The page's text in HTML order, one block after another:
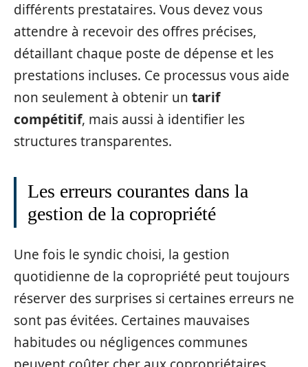
différents prestataires. Vous devez vous
attendre à recevoir des offres précises,
détaillant chaque poste de dépense et les
prestations incluses. Ce processus vous aide
non seulement à obtenir un tarif
compétitif, mais aussi à identifier les
structures transparentes.
Les erreurs courantes dans la
gestion de la copropriété
Une fois le syndic choisi, la gestion
quotidienne de la copropriété peut toujours
réserver des surprises si certaines erreurs ne
sont pas évitées. Certaines mauvaises
habitudes ou négligences communes